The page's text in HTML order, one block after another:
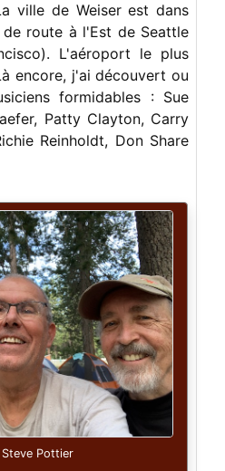
ville de Weiser est dans
route à l'Est de Seattle
L'aéroport le plus
encore, j'ai découvert ou
formidables : Sue
Patty Clayton, Carry
Reinholdt, Don Share
Pottier